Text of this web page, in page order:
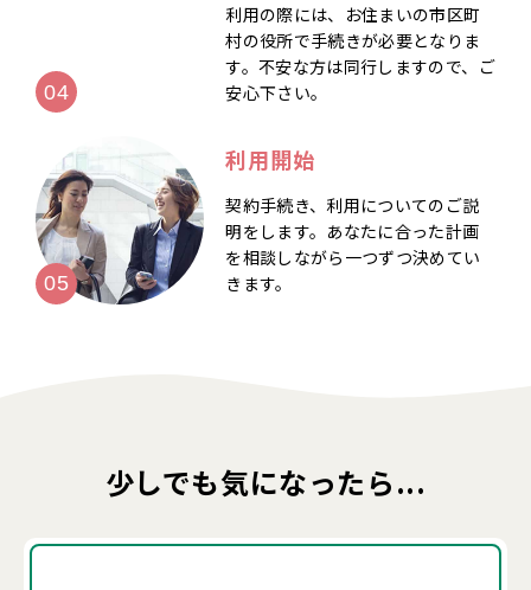
利用の際には、お住まいの市区町
村の役所で手続きが必要となりま
す。不安な方は同行しますので、ご
安心下さい。
利用開始
契約手続き、利用についてのご説
明をします。あなたに合った計画
を相談しながら一つずつ決めてい
きます。
少しでも気になったら...